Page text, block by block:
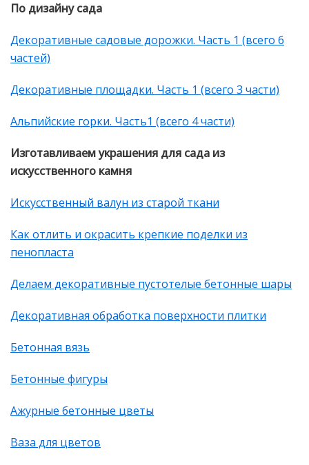
По дизайну сада
Декоративные садовые дорожки. Часть 1 (всего 6
частей)
Декоративные площадки. Часть 1 (всего 3 части)
Альпийские горки. Часть1 (всего 4 части)
Изготавливаем украшения для сада из
искусственного камня
Искусственный валун из старой ткани
Как отлить и окрасить крепкие поделки из
пенопласта
Делаем декоративные пустотелые бетонные шары
Декоративная обработка поверхности плитки
Бетонная вязь
Бетонные фигуры
Ажурные бетонные цветы
Ваза для цветов